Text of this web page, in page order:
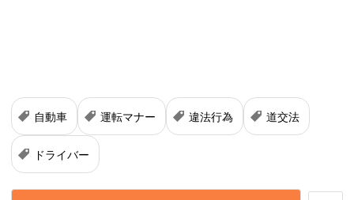
自動車 運転マナー 違法行為 道交法
ドライバー